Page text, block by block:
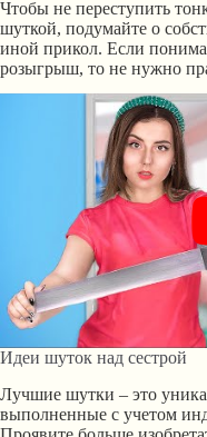
Чтобы не переступить
шуткой, подумайте о
иной прикол. Если
розыгрыш, то не нужно
Идеи шуток над сестрой
Лучшие шутки – это
выполненные с учетом